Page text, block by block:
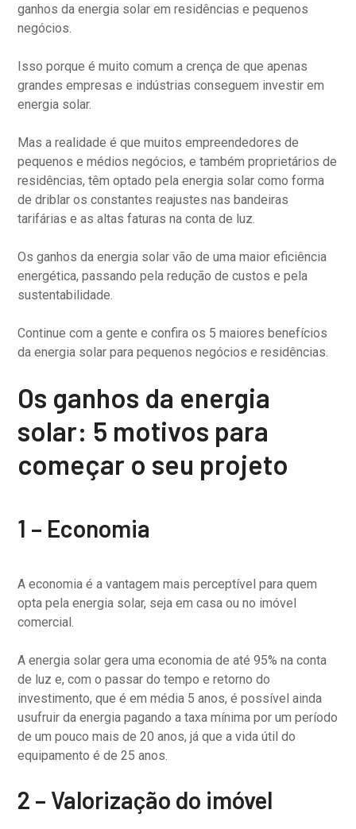
ganhos da energia solar em residências e pequenos
negócios.
Isso porque é muito comum a crença de que apenas
grandes empresas e indústrias conseguem investir em
energia solar.
Mas a realidade é que muitos empreendedores de
pequenos e médios negócios, e também proprietários de
residências, têm optado pela energia solar como forma
de driblar os constantes reajustes nas bandeiras
tarifárias e as altas faturas na conta de luz.
Os ganhos da energia solar vão de uma maior eficiência
energética, passando pela redução de custos e pela
sustentabilidade.
Continue com a gente e confira os 5 maiores benefícios
da energia solar para pequenos negócios e residências.
Os ganhos da energia
solar: 5 motivos para
começar o seu projeto
1 – Economia
A economia é a vantagem mais perceptível para quem
opta pela energia solar, seja em casa ou no imóvel
comercial.
A energia solar gera uma economia de até 95% na conta
de luz e, com o passar do tempo e retorno do
investimento, que é em média 5 anos, é possível ainda
usufruir da energia pagando a taxa mínima por um período
de um pouco mais de 20 anos, já que a vida útil do
equipamento é de 25 anos.
2 – Valorização do imóvel